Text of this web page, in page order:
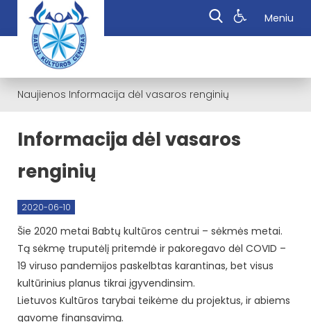
Meniu
Naujienos Informacija dėl vasaros renginių
Informacija dėl vasaros
renginių
2020-06-10
Šie 2020 metai Babtų kultūros centrui – sėkmės metai.
Tą sėkmę truputėlį pritemdė ir pakoregavo dėl COVID –
19 viruso pandemijos paskelbtas karantinas, bet visus
kultūrinius planus tikrai įgyvendinsim.
Lietuvos Kultūros tarybai teikėme du projektus, ir abiems
gavome finansavimą.